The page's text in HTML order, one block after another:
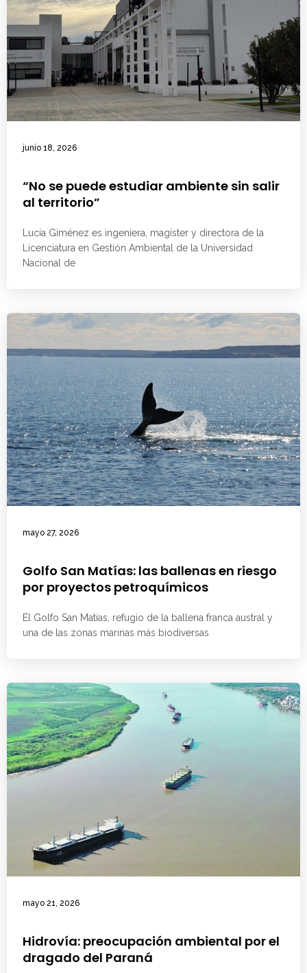
junio 18, 2026
“No se puede estudiar ambiente sin salir
al territorio”
Lucía Giménez es ingeniera, magíster y directora de la
Licenciatura en Gestión Ambiental de la Universidad
Nacional de
mayo 27, 2026
Golfo San Matías: las ballenas en riesgo
por proyectos petroquímicos
El Golfo San Matías, refugio de la ballena franca austral y
una de las zonas marinas más biodiversas
mayo 21, 2026
Hidrovía: preocupación ambiental por el
dragado del Paraná